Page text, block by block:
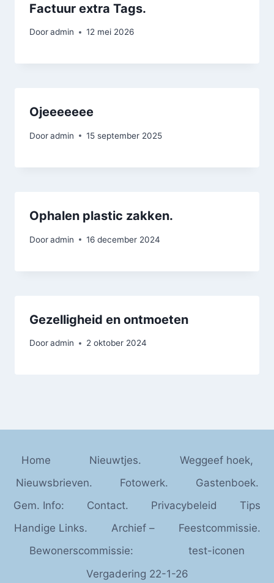
Factuur extra Tags.
Dooradmin 12 mei 2026
Ojeeeeeee
Dooradmin 15 september 2025
Ophalen plastic zakken.
Dooradmin 16 december 2024
Gezelligheid en ontmoeten
Dooradmin 2 oktober 2024
Home Nieuwtjes.
Weggeef hoek,
Nieuwsbrieven.
Fotowerk.
Gastenboek.
Gem. Info:
Contact. Privacybeleid
Tips
Handige Links.
Archief –
Feestcommissie.
Bewonerscommissie:
test-iconen
Vergadering 22-1-26